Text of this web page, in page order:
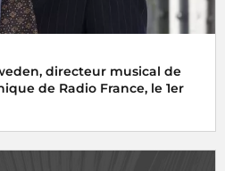
directeur musical de
de Radio France, le 1er